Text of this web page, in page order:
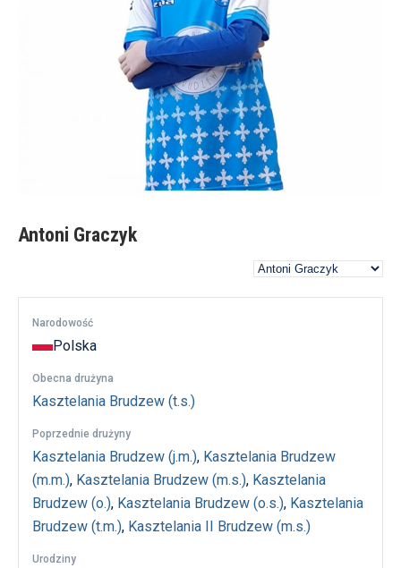
Antoni Graczyk
Narodowość
Polska
Obecna drużyna
Kasztelania Brudzew (t.s.)
Poprzednie drużyny
Kasztelania Brudzew (j.m.), Kasztelania Brudzew
(m.m.), Kasztelania Brudzew (m.s.), Kasztelania
Brudzew (o.), Kasztelania Brudzew (o.s.), Kasztelania
Brudzew (t.m.), Kasztelania II Brudzew (m.s.)
Urodziny